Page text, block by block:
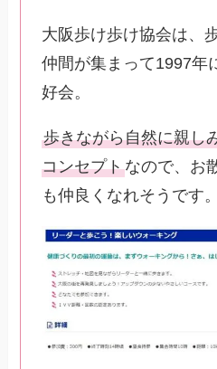
大阪歩け歩け協会は、
仲間が集まって1997年
好会。
歩きながら自然に親し
コンセプトなので、お
も仲良くなれそうです。